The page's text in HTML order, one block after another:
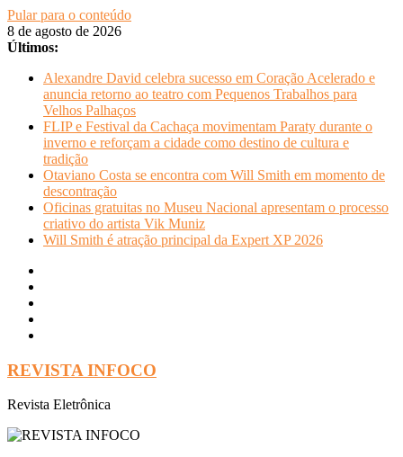
Pular para o conteúdo
8 de agosto de 2026
Últimos:
Alexandre David celebra sucesso em Coração Acelerado e
anuncia retorno ao teatro com Pequenos Trabalhos para
Velhos Palhaços
FLIP e Festival da Cachaça movimentam Paraty durante o
inverno e reforçam a cidade como destino de cultura e
tradição
Otaviano Costa se encontra com Will Smith em momento de
descontração
Oficinas gratuitas no Museu Nacional apresentam o processo
criativo do artista Vik Muniz
Will Smith é atração principal da Expert XP 2026
REVISTA INFOCO
Revista Eletrônica